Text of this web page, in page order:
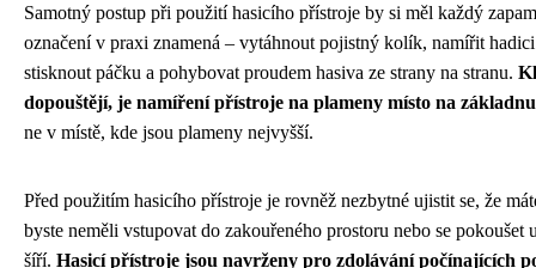
Samotný postup při použití hasicího přístroje by si měl každý
označení v praxi znamená – vytáhnout pojistný kolík, namířit
stisknout páčku a pohybovat proudem hasiva ze strany na stranu.
dopouštějí, je namíření přístroje na plameny místo na
ne v místě, kde jsou plameny nejvyšší.
Před použitím hasicího přístroje je rovněž nezbytné ujistit se, že
byste neměli vstupovat do zakouřeného prostoru nebo se
šíří. Hasicí přístroje jsou navrženy pro zdolávání počínajících